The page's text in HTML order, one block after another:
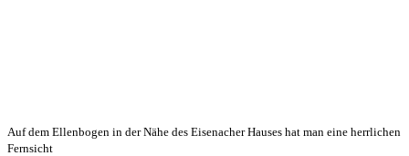
Auf dem Ellenbogen in der Nähe des Eisenacher Hauses hat man eine herrlichen
Fernsicht